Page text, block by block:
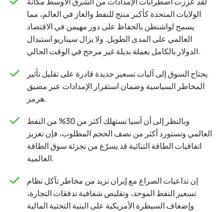
الولايات المتحدة كأكبر منتج للنفط والغاز في العالم، مما
يسمح لواشنطن بالحفاظ على دور مهيمن في الاقتصاد
العالمي على المدى الطويل. ولا يزال سيناريو استبدال
الدولار بالكامل بعملة بديلة غير مرجح في الوقت الحالي.
يحتاج السوق إلى آليات تسعير جديدة قادرة على تقليل تأثير
المخاطر السياسية وضمان استقرار الإمدادات عبر مضيق
هرمز.
وبالنظر إلى أن آسيا تستهلك أكثر من 30% من النفط
العالمي وتستورد أكثر من نصف الحجم المطلوب، فإن تعزيز
اتفاقيات الطاقة الثنائية قد يسرّع من تجزئة سوق الطاقة
العالمية.
إن تداعيات الصراع مع إيران تزيد من مخاطر تآكل نظام
تسعير النفط الموحد، وتقليص شفافية تدفقات التجارة،
وإضعاف السيطرة الأمريكية على البنية التحتية المالية